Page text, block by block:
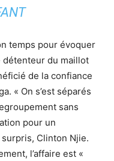
temps pour évoquer
du maillot
de la confiance
« On s’est séparés
sans
pour un
Clinton Njie.
l’affaire est «